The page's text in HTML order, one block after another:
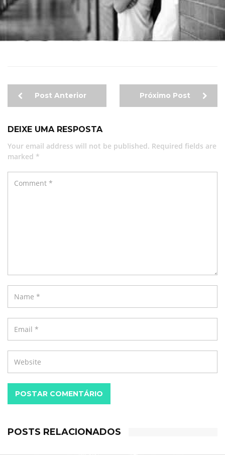
Post Anterior Próximo Post
DEIXE UMA RESPOSTA
Your email address will not be published. Required fields are
marked *
POSTAR COMENTÁRIO
POSTS RELACIONADOS